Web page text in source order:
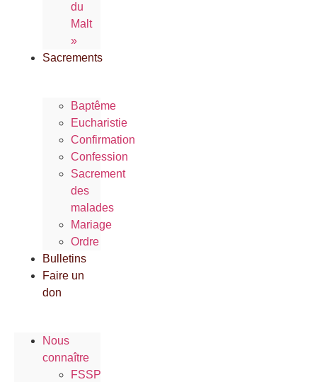
du
Malt
»
Sacrements
Baptême
Eucharistie
Confirmation
Confession
Sacrement
des
malades
Mariage
Ordre
Bulletins
Faire un
don
Nous
connaître
FSSP